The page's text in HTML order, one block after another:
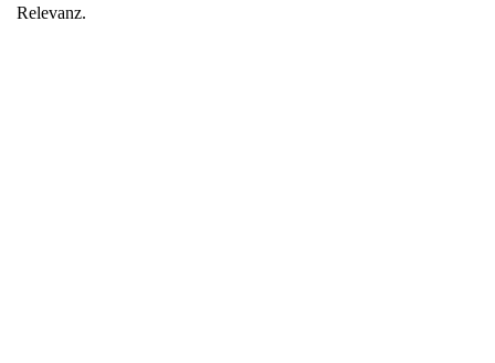
Relevanz.